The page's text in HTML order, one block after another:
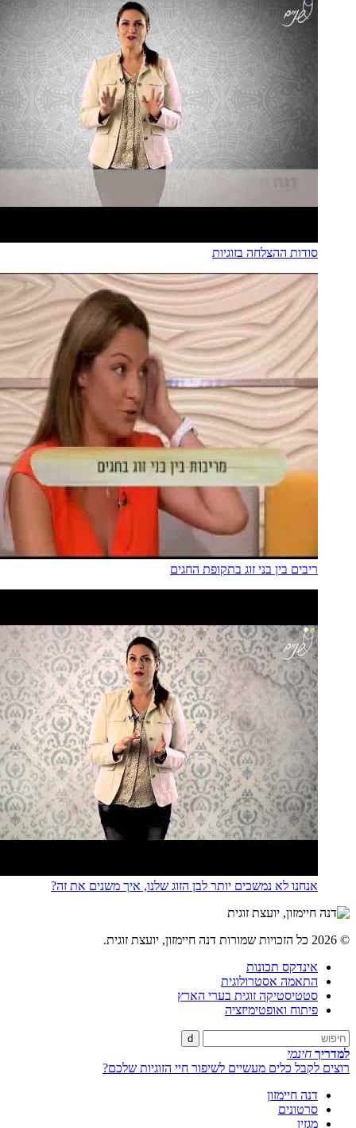
סודות ההצלחה בזוגיות
ריבים בין בני זוג בתקופת החגים
אנחנו לא נמשכים יותר לבן הזוג שלנו, איך משנים את זה?
© 2026 כל הזכויות שמורות דנה חיימזון, יועצת זוגית.
אינדקס תכונות
התאמה אסטרולוגית
סטטיסטיקה זוגית בערי הארץ
פיתוח ואופטימיזציה
d
למדריך חינמי
רוצים לקבל כלים מעשיים לשיפור חיי הזוגיות שלכם?
דנה חיימזון
סרטונים
מגזין